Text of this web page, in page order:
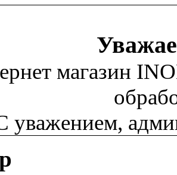
магазин
уважением,